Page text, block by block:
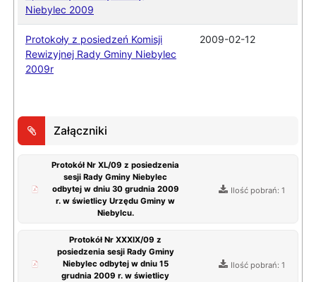
Niebylec 2009
Protokoły z posiedzeń Komisji
Rewizyjnej Rady Gminy Niebylec
2009r
2009-02-12
Załączniki
Protokół Nr XL/09 z posiedzenia
sesji Rady Gminy Niebylec
odbytej w dniu 30 grudnia 2009
r. w świetlicy Urzędu Gminy w
Niebylcu.
Ilość pobrań: 1
Protokół Nr XXXIX/09 z
posiedzenia sesji Rady Gminy
Niebylec odbytej w dniu 15
grudnia 2009 r. w świetlicy
Ilość pobrań: 1